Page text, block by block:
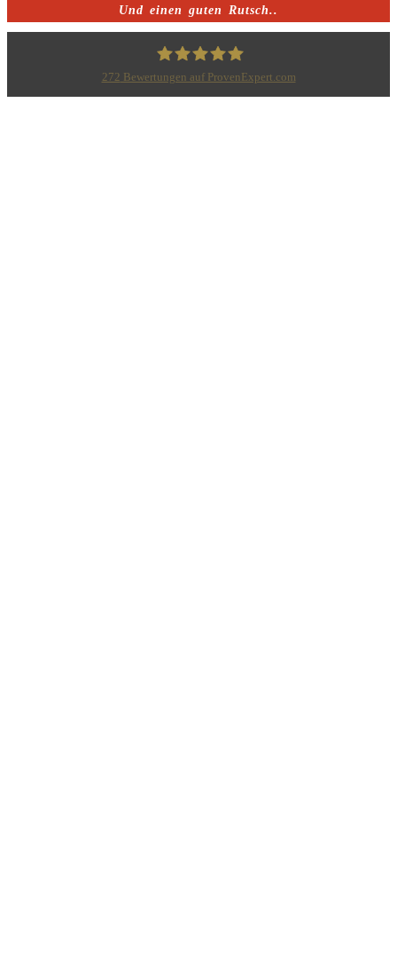
Und einen guten Rutsch..
272 Bewertungen auf ProvenExpert.com